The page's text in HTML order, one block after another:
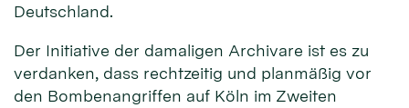
Deutschland.
Der Initiative der damaligen Archivare ist es zu
verdanken, dass rechtzeitig und planmäßig vor
den Bombenangriffen auf Köln im Zweiten